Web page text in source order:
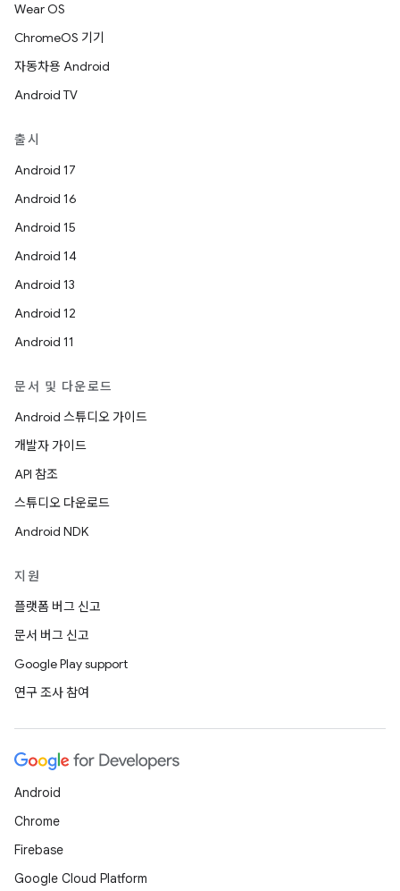
Wear OS
ChromeOS 기기
자동차용 Android
Android TV
출시
Android 17
Android 16
Android 15
Android 14
Android 13
Android 12
Android 11
문서 및 다운로드
Android 스튜디오 가이드
개발자 가이드
API 참조
스튜디오 다운로드
Android NDK
지원
플랫폼 버그 신고
문서 버그 신고
Google Play support
연구 조사 참여
Android
Chrome
Firebase
Google Cloud Platform